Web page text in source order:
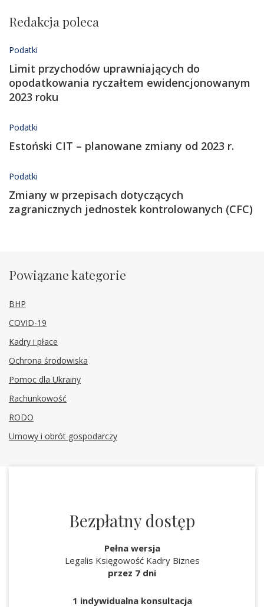
Redakcja poleca
Podatki
Limit przychodów uprawniających do
opodatkowania ryczałtem ewidencjonowanym
2023 roku
Podatki
Estoński CIT – planowane zmiany od 2023 r.
Podatki
Zmiany w przepisach dotyczących
zagranicznych jednostek kontrolowanych (CFC)
Powiązane kategorie
BHP
COVID-19
Kadry i płace
Ochrona środowiska
Pomoc dla Ukrainy
Rachunkowość
RODO
Umowy i obrót gospodarczy
Bezpłatny dostęp
Pełna wersja
Legalis Księgowość Kadry Biznes
przez 7 dni
1 indywidualna konsultacja